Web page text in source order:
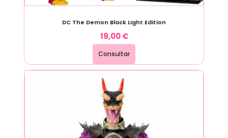
DC The Demon Black Light Edition
19,00€
Consultar